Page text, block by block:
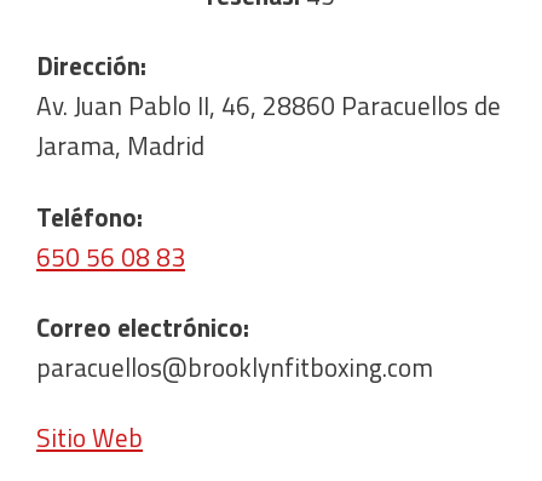
Dirección:
Av. Juan Pablo II, 46, 28860 Paracuellos de
Jarama, Madrid
Teléfono:
650 56 08 83
Correo electrónico:
paracuellos@brooklynfitboxing.com
Sitio Web